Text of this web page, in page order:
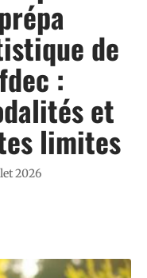
de
:
et
limites
2026
En voir plus